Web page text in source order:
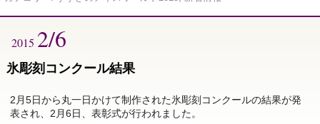
2015 2/6
氷彫刻コンクール結果
2月5日から丸一日かけて制作された氷彫刻コンクールの結果が発
表され、2月6日、表彰式が行われました。